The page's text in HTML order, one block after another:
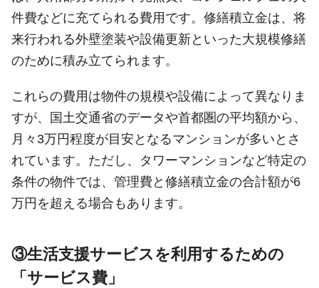
件費などに充てられる費用です。修繕積立金は、将
来行われる外壁塗装や設備更新といった大規模修繕
のために積み立てられます。
これらの費用は物件の規模や設備によって異なりま
すが、国土交通省のデータや首都圏の平均額から、
月々3万円程度が目安となるマンションが多いとさ
れています。ただし、タワーマンションなど特定の
条件の物件では、管理費と修繕積立金の合計額が6
万円を超える場合もあります。
③生活支援サービスを利用するための
「サービス費」